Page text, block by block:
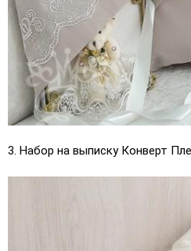
3. Набор на выписку Конверт